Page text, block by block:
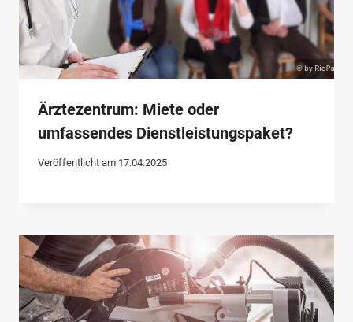
Ärztezentrum: Miete oder
umfassendes Dienstleistungspaket?
Veröffentlicht am 17.04.2025